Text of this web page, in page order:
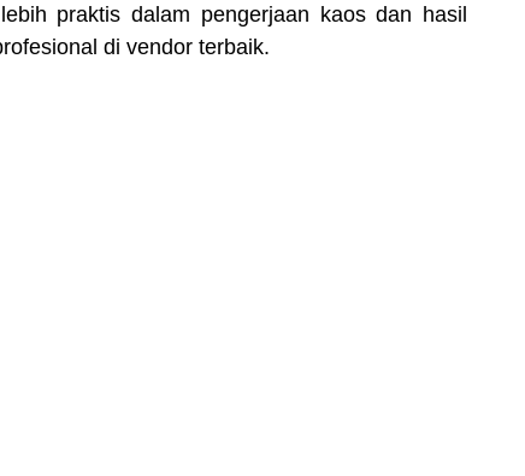
praktis dalam pengerjaan kaos dan hasil
di vendor terbaik.